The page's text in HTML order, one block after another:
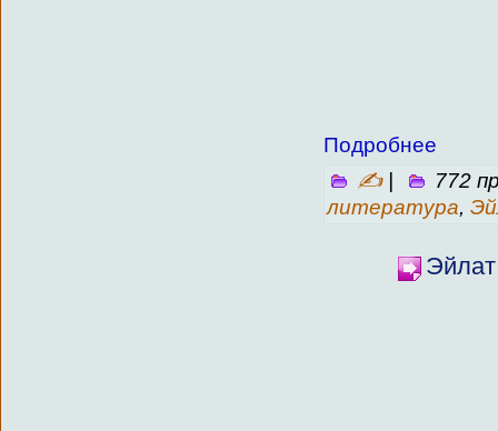
Подробнее
✍|
772
литература,